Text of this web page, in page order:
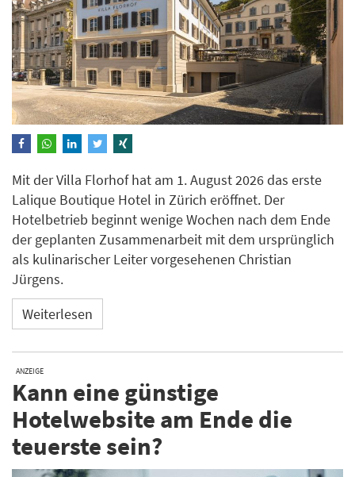
Mit der Villa Florhof hat am 1. August 2026 das erste
Lalique Boutique Hotel in Zürich eröffnet. Der
Hotelbetrieb beginnt wenige Wochen nach dem Ende
der geplanten Zusammenarbeit mit dem ursprünglich
als kulinarischer Leiter vorgesehenen Christian
Jürgens.
Weiterlesen
ANZEIGE
Kann eine günstige
Hotelwebsite am Ende die
teuerste sein?